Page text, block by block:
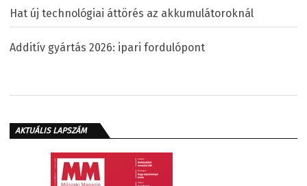
Hat új technológiai áttörés az akkumulátoroknál
Additív gyártás 2026: ipari fordulópont
AKTUÁLIS LAPSZÁM